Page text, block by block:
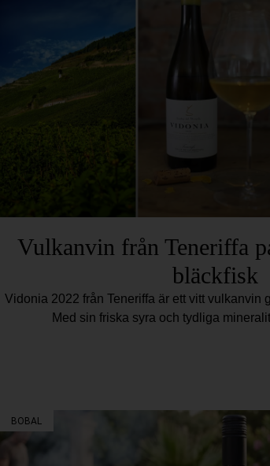
Vulkanvin från Teneriffa
bläckfisk
Vidonia 2022 från Teneriffa är ett vitt vulkanvin
Med sin friska syra och tydliga
BOBAL